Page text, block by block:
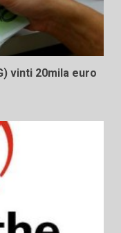
vinti 20mila euro